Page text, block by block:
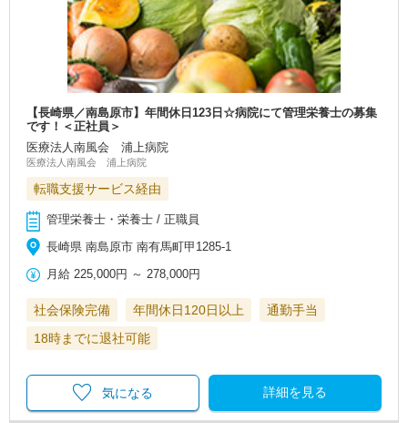
【長崎県／南島原市】年間休日123日☆病院にて管理栄養士の募集
です！＜正社員＞
医療法人南風会 浦上病院
医療法人南風会 浦上病院
転職支援サービス経由
管理栄養士・栄養士 / 正職員
長崎県 南島原市 南有馬町甲1285-1
月給 225,000円 ～278,000円
社会保険完備 年間休日120日以上
通勤手当
18時までに退社可能
詳細を見る
気になる